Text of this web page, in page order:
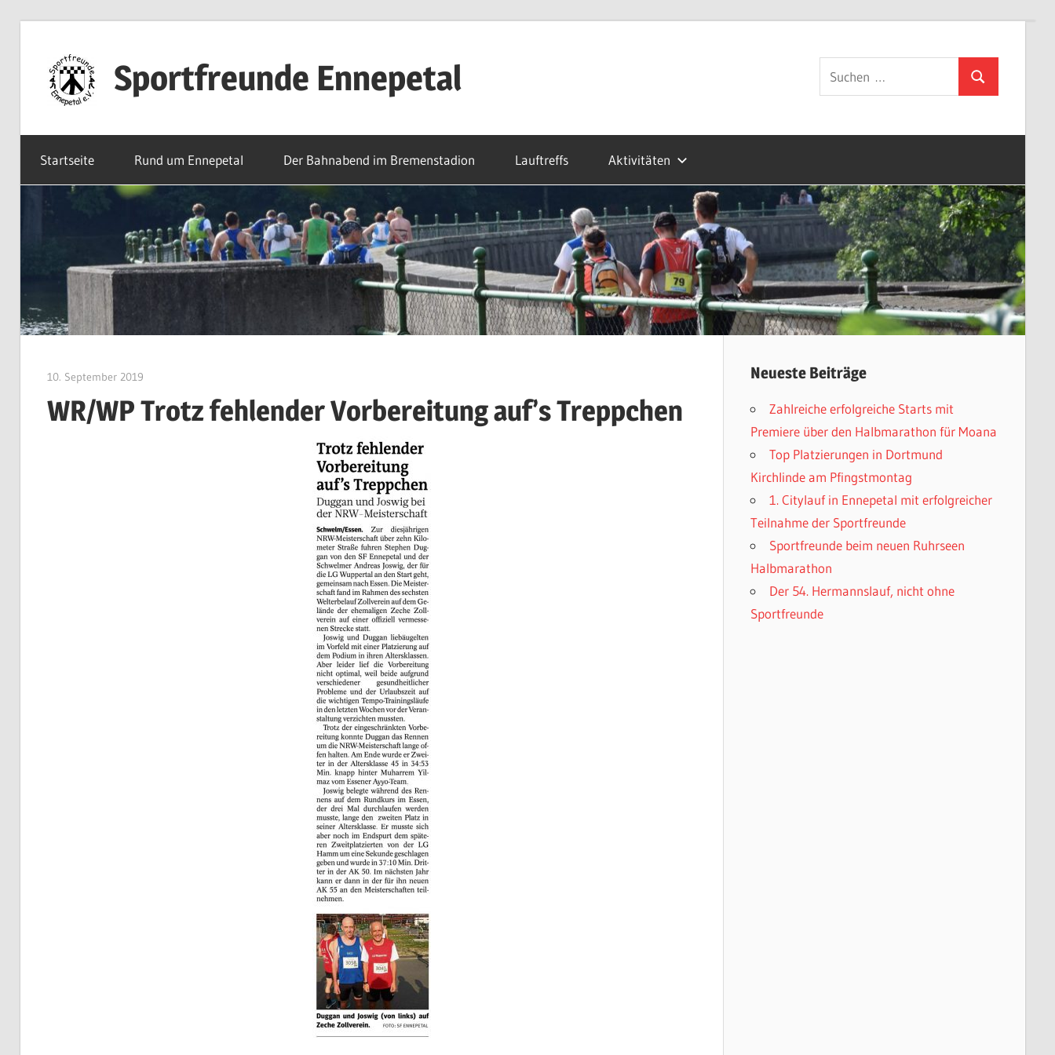
springen
Sportfreunde Ennepetal
bei
den
Sportfreunden
Ennepetal
Suchen
nach:
Suchen
Startseite Rund um Ennepetal Der Bahnabend im Bremenstadion Lauftreffs Aktivitäten
10. September 2019
WR/WP Trotz fehlender Vorbereitung auf’s Treppchen
Neueste Beiträge
Zahlreiche erfolgreiche Starts mit
Premiere über den Halbmarathon für Moana
Top Platzierungen in Dortmund
Kirchlinde am Pfingstmontag
1. Citylauf in Ennepetal mit erfolgreicher
Teilnahme der Sportfreunde
Sportfreunde beim neuen Ruhrseen
Halbmarathon
Der 54. Hermannslauf, nicht ohne
Sportfreunde